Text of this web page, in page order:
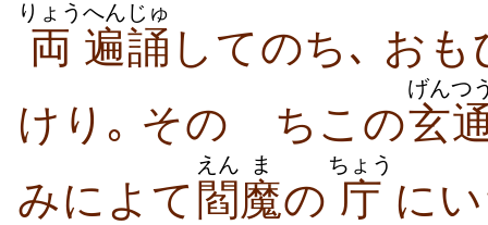
両
りょう
遍
へん
誦
じゅ
してのち､ お
けり｡ そのゝちこの玄
げんつ
みによて 閻
えん
魔
ま
の 庁
ちょう
に